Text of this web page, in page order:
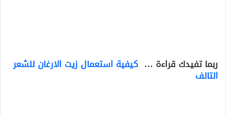
ربما تفيدك قراءة … كيفية استعمال زيت الارغان للشعر
التالف